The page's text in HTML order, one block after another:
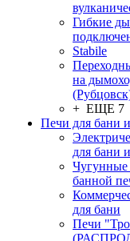
Гибкие
Stabile
на
+ ЕЩЕ 7
Печи для бани
для бани
Чугунные
банной
для бани
Печи